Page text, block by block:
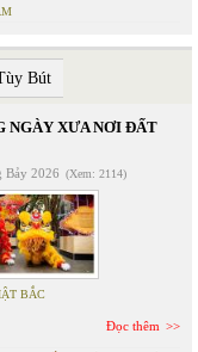
Bút
NGÀY XƯA NƠI ĐẤT
Bảy 2026 (Xem: 2114)
BẮC
Đọc thêm